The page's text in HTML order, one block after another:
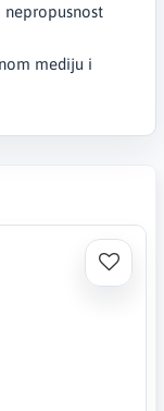
mediju i